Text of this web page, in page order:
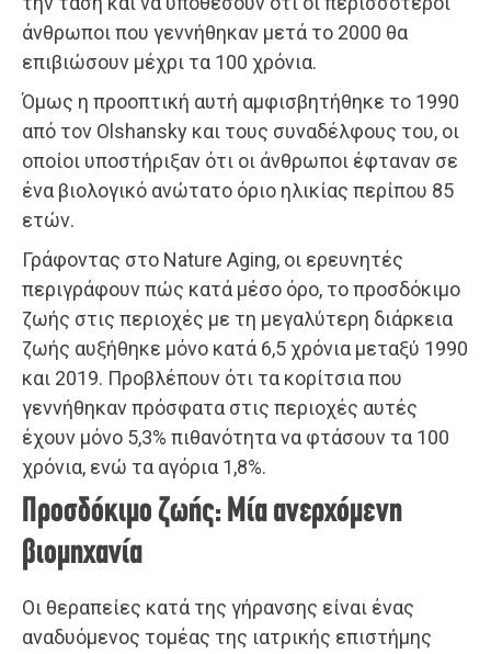
άνθρωποι που γεννήθηκαν μετά το 2000 θα
επιβιώσουν μέχρι τα 100 χρόνια.
Όμως η προοπτική αυτή αμφισβητήθηκε το 1990
από τον Olshansky και τους συναδέλφους του, οι
οποίοι υποστήριξαν ότι οι άνθρωποι έφταναν σε
ένα βιολογικό ανώτατο όριο ηλικίας περίπου 85
ετών.
Γράφοντας στο Nature Aging, οι ερευνητές
περιγράφουν πώς κατά μέσο όρο, το προσδόκιμο
ζωής στις περιοχές με τη μεγαλύτερη διάρκεια
ζωής αυξήθηκε μόνο κατά 6,5 χρόνια μεταξύ 1990
και 2019. Προβλέπουν ότι τα κορίτσια που
γεννήθηκαν πρόσφατα στις περιοχές αυτές
έχουν μόνο 5,3% πιθανότητα να φτάσουν τα 100
χρόνια, ενώ τα αγόρια 1,8%.
Προσδόκιμο ζωής: Μία ανερχόμενη
βιομηχανία
Οι θεραπείες κατά της γήρανσης είναι ένας
αναδυόμενος τομέας της ιατρικής επιστήμης